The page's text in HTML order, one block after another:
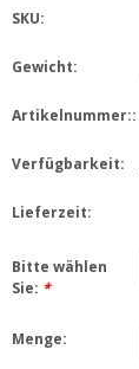
SKU:
Gewicht:
Artikelnummer::
Verfügbarkeit:
Lieferzeit:
Bitte wählen
Sie: *
Menge: